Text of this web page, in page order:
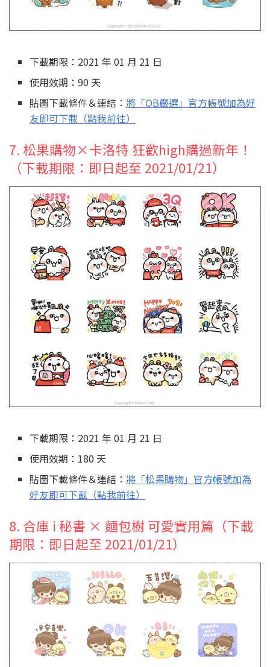
下載期限：2021 年 01 月 21 日
使用效期：90 天
貼圖下載條件＆連結： 將「OB嚴選」官方帳號加為好
友即可下載（點我前往）
7. 松果購物×卡洛特 狂歡high購過新年！
（下載期限：即日起至 2021/01/21）
下載期限：2021 年 01 月 21 日
使用效期：180 天
貼圖下載條件＆連結： 將「松果購物」官方帳號加為
好友即可下載（點我前往）
8. 合庫 i 秘書 × 麵包樹 可愛實用篇（下載
期限：即日起至 2021/01/21）